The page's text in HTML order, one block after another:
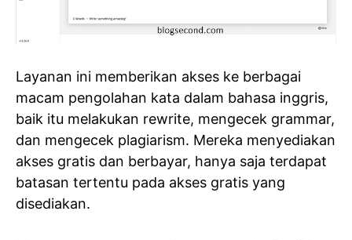
Layanan ini memberikan akses ke berbagai
macam pengolahan kata dalam bahasa inggris,
baik itu melakukan rewrite, mengecek grammar,
dan mengecek plagiarism. Mereka menyediakan
akses gratis dan berbayar, hanya saja terdapat
batasan tertentu pada akses gratis yang
disediakan.